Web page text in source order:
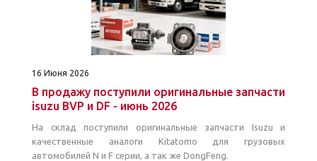
16 Июня 2026
В продажу поступили оригинальные запчасти
isuzu BVP и DF - июнь 2026
На склад поступили оригинальные запчасти Isuzu и
качественные аналоги Kitatomo для грузовых
автомобилей N и F серии, а так же DongFeng.